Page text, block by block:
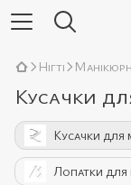
Нігті
Кусачки
Кусачки для
Лопатки для